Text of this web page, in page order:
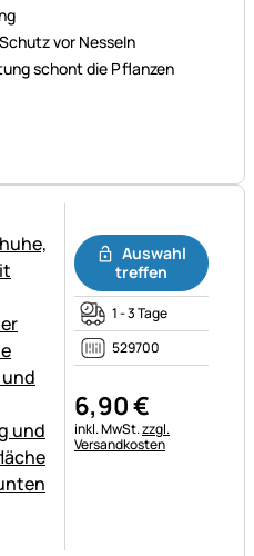
vor Nesseln
schont die Pflanzen
Auswahl
treffen
1 - 3 Tage
529700
6,90€
Steuerhinweis:
inkl. MwSt.zzgl.
Versandkosten